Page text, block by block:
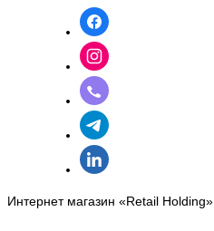
Интернет магазин «Retail Holding»